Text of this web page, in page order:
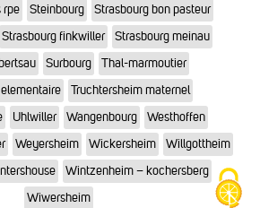
rpe
Steinbourg
Strasbourg bon pasteur
Strasbourg finkwiller
Strasbourg meinau
Surbourg
Thal-marmoutier
Truchtersheim maternel
Uhlwiller Wangenbourg
Westhoffen
Weyersheim Wickersheim
Willgottheim
Wintzenheim – kochersberg
Wiwersheim